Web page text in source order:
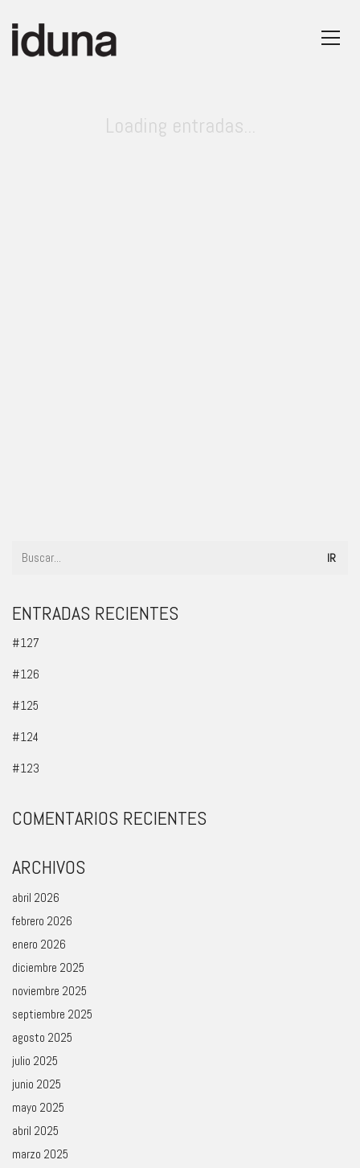
Loading entradas...
ENTRADAS RECIENTES
#127
#126
#125
#124
#123
COMENTARIOS RECIENTES
ARCHIVOS
abril 2026
febrero 2026
enero 2026
diciembre 2025
noviembre 2025
septiembre 2025
agosto 2025
julio 2025
junio 2025
mayo 2025
abril 2025
marzo 2025